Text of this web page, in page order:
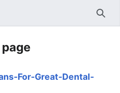
For-Great-Dental-